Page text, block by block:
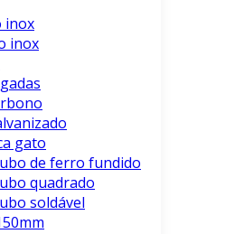
inox
inox
gato
de ferro fundido
quadrado
soldável